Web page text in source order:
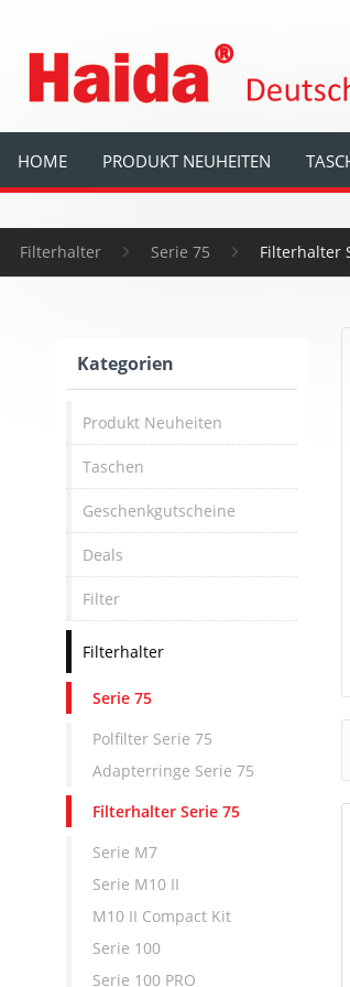
HOME PRODUKT NEUHEITEN
Filterhalter Serie 75 Filterhalter
Kategorien
Produkt Neuheiten
Taschen
Geschenkgutscheine
Deals
Filter
Filterhalter
Serie 75
Polfilter Serie 75
Adapterringe Serie 75
Filterhalter Serie 75
Serie M7
Serie M10 II
M10 II Compact Kit
Serie 100
Serie 100 PRO